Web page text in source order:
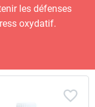
les défenses
oxydatif.